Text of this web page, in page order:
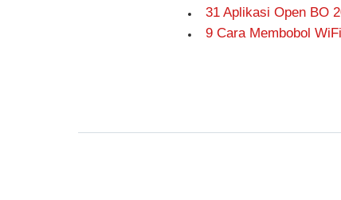
31 Aplikasi Open BO
9 Cara Membobol